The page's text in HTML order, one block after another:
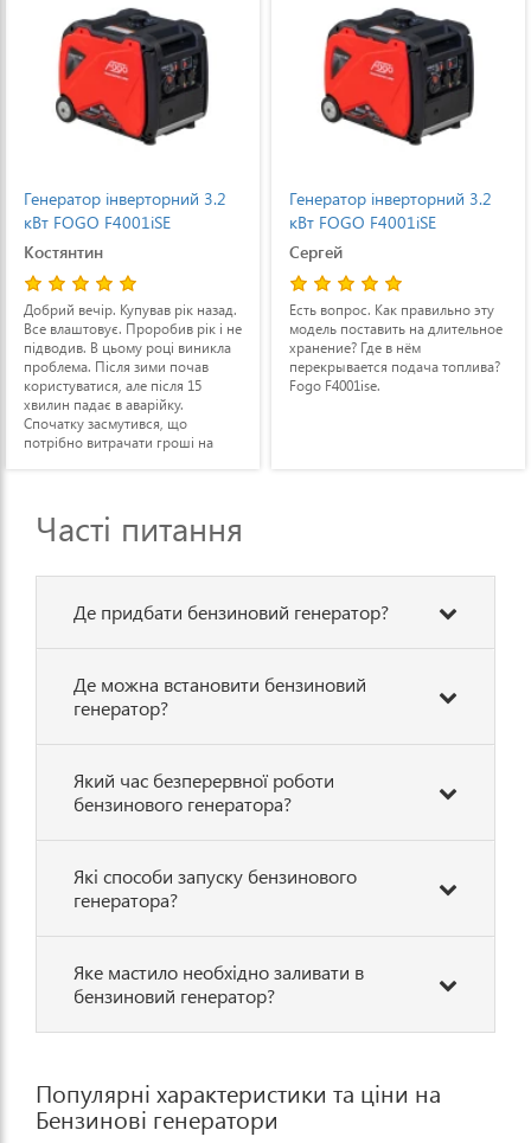
Генератор інверторний 3.2
кВт FOGO F4001iSE
Костянтин
Добрий вечір. Купував рік назад.
Все влаштовує. Проробив рік і не
підводив. В цьому році виникла
проблема. Після зими почав
користуватися, але після 15
хвилин падає в аварійку.
Спочатку засмутився, що
потрібно витрачати гроші на
Замінив масло і знову завів.
Перший день проробив без
другий день знову через 40
перевантаження. Гадаю, що
ласка в чому може бути
Генератор інверторний 3.2
кВт FOGO F4001iSE
Сергей
Есть вопрос. Как правильно эту
модель поставить на длительное
хранение? Где в нём
перекрывается подача топлива?
Fogo F4001ise.
Часті питання
Де придбати бензиновий генератор?
Де можна встановити бензиновий
генератор?
Який час безперервної роботи
бензинового генератора?
Які способи запуску бензинового
генератора?
Яке мастило необхідно заливати в
бензиновий генератор?
Популярні характеристики та ціни на
Бензинові генератори